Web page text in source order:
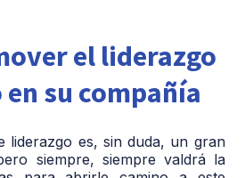
el liderazgo
su compañía
liderazgo es, sin duda, un gran
siempre, siempre valdrá la